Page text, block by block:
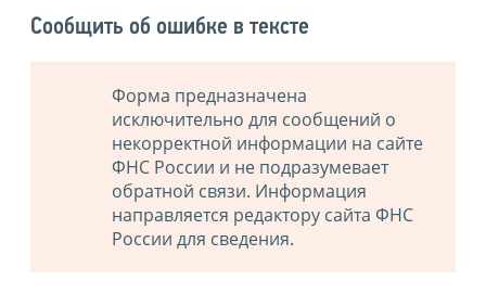
Сообщить об ошибке в тексте
Форма предназначена
исключительно для сообщений о
некорректной информации на сайте
ФНС России и не подразумевает
обратной связи. Информация
направляется редактору сайта ФНС
России для сведения.